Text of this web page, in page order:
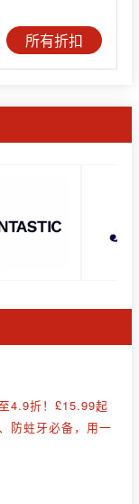
所有折扣
4.9折！£15.99起
防蛀牙必备，用一